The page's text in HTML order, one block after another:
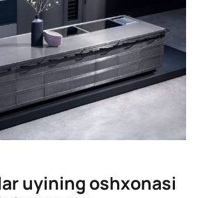
uyining oshxonasi